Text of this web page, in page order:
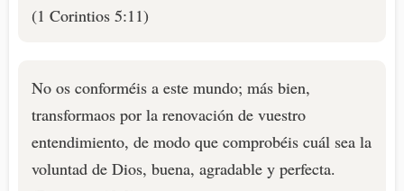
(1 Corintios 5:11)
No os conforméis a este mundo; más bien,
transformaos por la renovación de vuestro
entendimiento, de modo que comprobéis cuál sea la
voluntad de Dios, buena, agradable y perfecta.